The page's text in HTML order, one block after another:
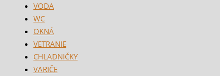
VODA
WC
OKNÁ
VETRANIE
CHLADNIČKY
VARIČE